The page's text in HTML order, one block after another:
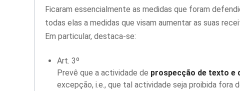
Ficaram essencialmente as medidas que foram
todas elas a medidas que visam aumentar as suas
Em particular, destaca-se:
Art. 3º
Prevê que a actividade de prospecção de texto e
excepção, i.e., que tal actividade seja proibida